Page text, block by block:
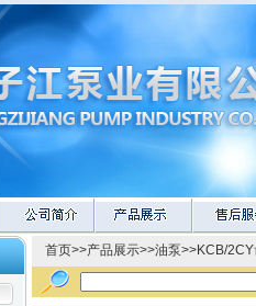
首页>>产品展示>>油泵>>KCB/